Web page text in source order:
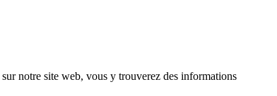
sur notre site web, vous y trouverez des informations